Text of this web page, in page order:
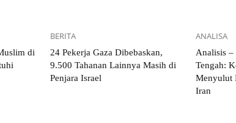
di
BERITA
24 Pekerja Gaza Dibebaskan,
9.500 Tahanan Lainnya Masih di
Penjara Israel
ANALISA
Analisis
Tengah:
Menyulut
Iran